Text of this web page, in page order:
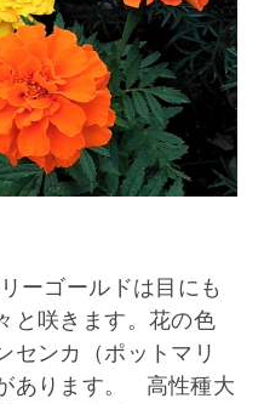
ーゴールドは目にも
と咲きます。花の色
センカ（ポットマリ
あります。 高性種大